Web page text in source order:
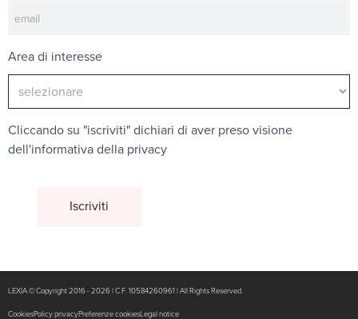
Area di interesse
Cliccando su "iscriviti" dichiari di aver preso visione
dell'informativa della privacy
LEXIA © Copyright 2016 - 2026 | C.F. 10584260961 | All Rights Reserved.
CookiesPolicy privacyPreferenze cookiesLegal notice